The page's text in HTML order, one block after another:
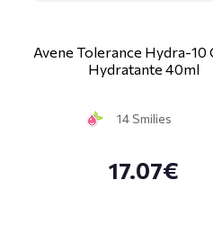
Avene Tolerance Hydra-10
Hydratante 40ml
14 Smilies
17.07€